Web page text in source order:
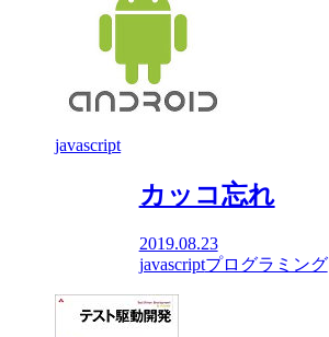
javascript
カッコ忘れ
2019.08.23
javascriptプログラミング